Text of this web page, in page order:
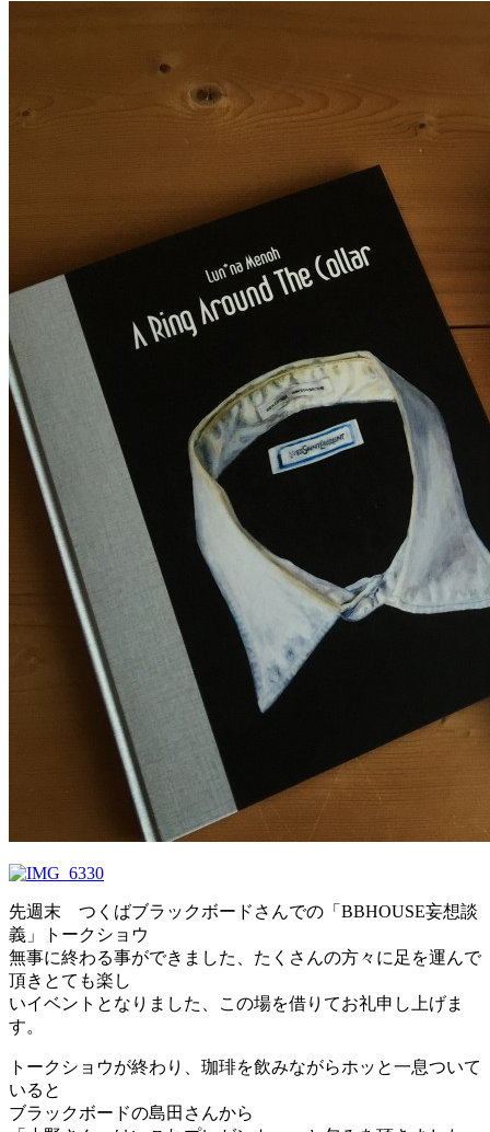
先週末 つくばブラックボードさんでの「BBHOUSE妄想談
義」トークショウ
無事に終わる事ができました、たくさんの方々に足を運んで
頂きとても楽し
いイベントとなりました、この場を借りてお礼申し上げま
す。
トークショウが終わり、珈琲を飲みながらホッと一息ついて
いると
ブラックボードの島田さんから